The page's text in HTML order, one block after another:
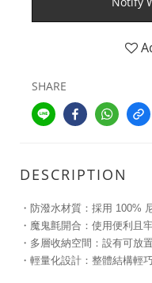
SHARE
DESCRIPTION
・防潑水材質：採用 100%
・魔鬼氈開合：使用便利且
・多層收納空間：設有可放
・輕量化設計：整體結構輕